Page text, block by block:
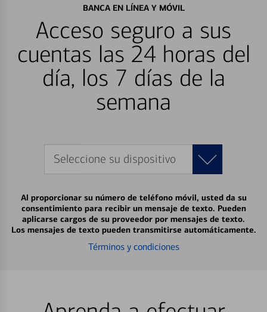
BANCA EN LÍNEA Y MÓVIL
Acceso seguro a sus
cuentas las 24 horas del
día, los 7 días de la
semana
Seleccione su dispositivo
Al proporcionar su número de teléfono móvil, usted da su
consentimiento para recibir un mensaje de texto. Pueden
aplicarse cargos de su proveedor por mensajes de texto.
Los mensajes de texto pueden transmitirse automáticamente.
Términos y condiciones